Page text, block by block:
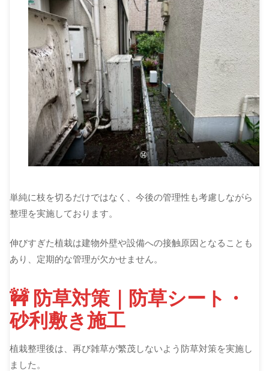
⑭
単純に枝を切るだけではなく、今後の管理性も考慮しながら
整理を実施しております。
伸びすぎた植栽は建物外壁や設備への接触原因となることも
あり、定期的な管理が欠かせません。
🚧 防草対策｜防草シート・
砂利敷き施工
植栽整理後は、再び雑草が繁茂しないよう防草対策を実施し
ました。